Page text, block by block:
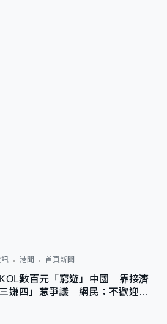
港聞 首頁新聞
數百元「窮遊」中國 靠接濟
三嫌四」惹爭議 網民：不歡迎劣